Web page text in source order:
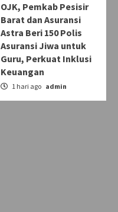
OJK, Pemkab Pesisir
Barat dan Asuransi
Astra Beri 150 Polis
Asuransi Jiwa untuk
Guru, Perkuat Inklusi
Keuangan
1 hari ago admin